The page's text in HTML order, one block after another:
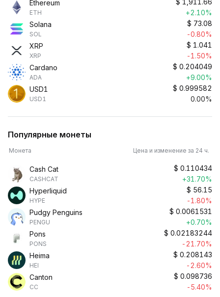
Ethereum
ETH
$ 1,911.66
+2.10%
Solana
SOL
$ 73.08
-0.80%
XRP
XRP
$ 1.041
-1.50%
Cardano
ADA
$ 0.204049
+9.00%
USD1
USD1
$ 0.999582
0.00%
Популярные монеты
Монета Цена и изменение за 24 ч.
Cash Cat
CASHCAT
$ 0.110434
+31.70%
Hyperliquid
HYPE
$ 56.15
-1.80%
Pudgy Penguins
PENGU
$ 0.0061531
+0.70%
Pons
PONS
$ 0.02183244
-21.70%
Heima
HEI
$ 0.208143
-2.60%
Canton
CC
$ 0.098736
-5.40%